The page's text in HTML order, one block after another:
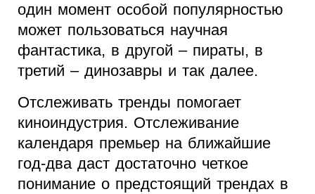
один момент особой популярностью
может пользоваться научная
фантастика, в другой – пираты, в
третий – динозавры и так далее.
Отслеживать тренды помогает
киноиндустрия. Отслеживание
календаря премьер на ближайшие
год-два даст достаточно четкое
понимание о предстоящий трендах в